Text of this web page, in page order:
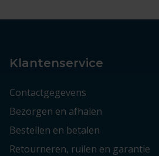
Klantenservice
Contactgegevens
Bezorgen en afhalen
Bestellen en betalen
Retourneren, ruilen en garantie